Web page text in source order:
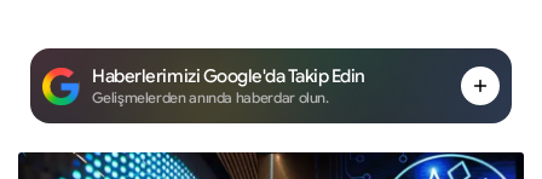
Haberlerimizi Google'da Takip Edin
Gelişmelerden anında haberdar olun.